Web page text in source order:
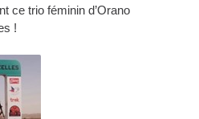
ce trio féminin d’Orano
!